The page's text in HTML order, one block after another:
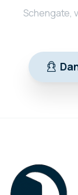
Schengate,